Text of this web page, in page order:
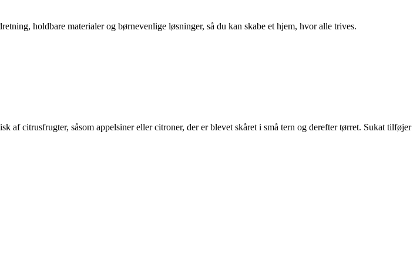
holdbare materialer og børnevenlige løsninger, så du kan skabe et hjem, hvor alle trives.
af citrusfrugter, såsom appelsiner eller citroner, der er blevet skåret i små tern og derefter tørret. Sukat tilføjer